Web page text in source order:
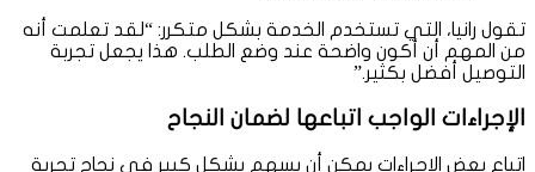
تقول رانيا، التي تستخدم الخدمة بشكل متكرر: “لقد تعلمت أنه
من المهم أن أكون واضحة عند وضع الطلب. هذا يجعل تجربة
التوصيل أفضل بكثير.”
الإجراءات الواجب اتباعها لضمان النجاح
اتباع بعض الإجراءات يمكن أن يسهم بشكل كبير في نجاح تجربة